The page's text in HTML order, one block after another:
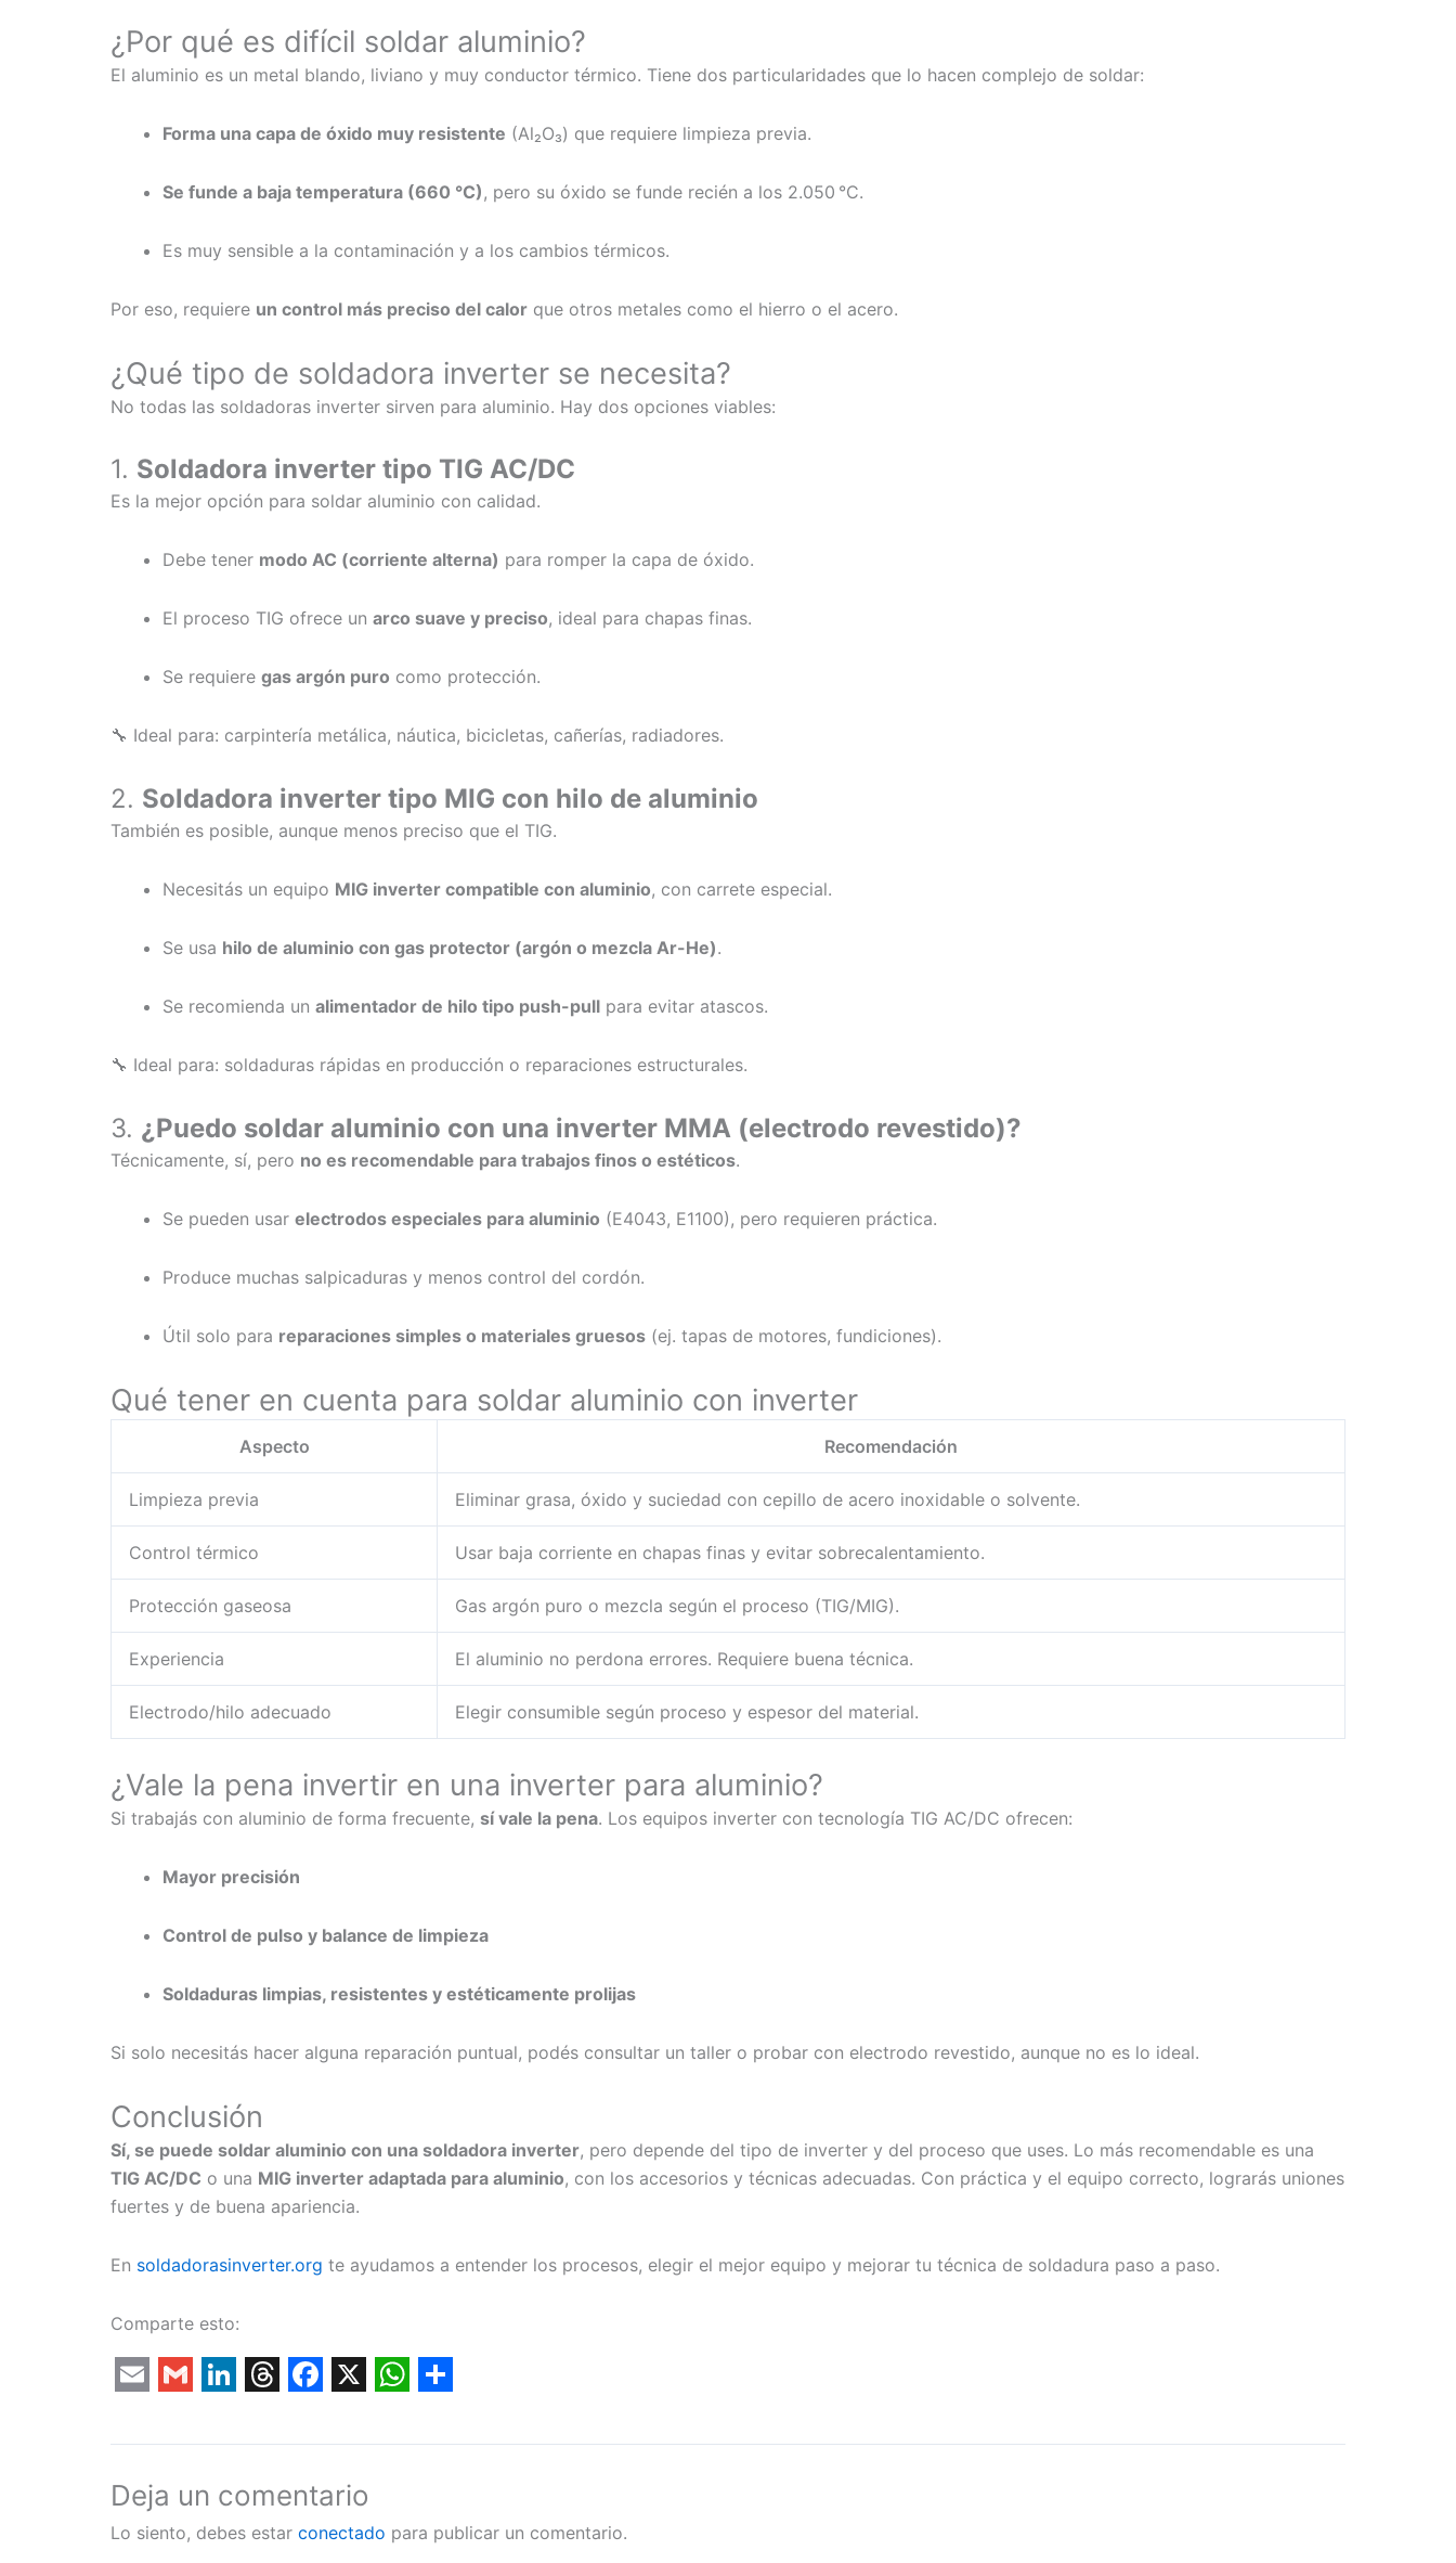
¿Por qué es difícil soldar aluminio?
El aluminio es un metal blando, liviano y muy conductor térmico. Tiene dos particularidades que lo hacen complejo de soldar:
Forma una capa de óxido muy resistente (Al₂O₃) que requiere limpieza previa.
Se funde a baja temperatura (660 °C) , pero su óxido se funde recién a los 2.050 °C.
Es muy sensible a la contaminación y a los cambios térmicos.
Por eso, requiere un control más preciso del calor que otros metales como el hierro o el acero.
¿Qué tipo de soldadora inverter se necesita?
No todas las soldadoras inverter sirven para aluminio. Hay dos opciones viables:
1. Soldadora inverter tipo TIG AC/DC
Es la mejor opción para soldar aluminio con calidad.
Debe tener modo AC (corriente alterna) para romper la capa de óxido.
El proceso TIG ofrece un arco suave y preciso, ideal para chapas finas.
Se requiere gas argón puro como protección.
🔧 Ideal para: carpintería metálica, náutica, bicicletas, cañerías, radiadores.
2. Soldadora inverter tipo MIG con hilo de aluminio
También es posible, aunque menos preciso que el TIG.
Necesitás un equipo MIG inverter compatible con aluminio, con carrete especial.
Se usa hilo de aluminio con gas protector (argón o mezcla Ar-He).
Se recomienda un alimentador de hilo tipo push-pull para evitar atascos.
🔧 Ideal para: soldaduras rápidas en producción o reparaciones estructurales.
3. ¿Puedo soldar aluminio con una inverter MMA (electrodo revestido)?
Técnicamente, sí, pero no es recomendable para trabajos finos o estéticos.
Se pueden usar electrodos especiales para aluminio (E4043, E1100), pero requieren práctica.
Produce muchas salpicaduras y menos control del cordón.
Útil solo para reparaciones simples o materiales gruesos (ej. tapas de motores, fundiciones).
Qué tener en cuenta para soldar aluminio con inverter
Aspecto Recomendación
Limpieza previa Eliminar grasa, óxido y suciedad con cepillo de acero inoxidable o solvente.
Control térmico Usar baja corriente en chapas finas y evitar sobrecalentamiento.
Protección gaseosa Gas argón puro o mezcla según el proceso (TIG/MIG).
Experiencia El aluminio no perdona errores. Requiere buena técnica.
Electrodo/hilo adecuado Elegir consumible según proceso y espesor del material.
¿Vale la pena invertir en una inverter para aluminio?
Si trabajás con aluminio de forma frecuente, sí vale la pena. Los equipos inverter con tecnología TIG AC/DC ofrecen:
Mayor precisión
Control de pulso y balance de limpieza
Soldaduras limpias, resistentes y estéticamente prolijas
Si solo necesitás hacer alguna reparación puntual, podés consultar un taller o probar con electrodo revestido, aunque no es lo ideal.
Conclusión
Sí, se puede soldar aluminio con una soldadora inverter, pero depende del tipo de inverter y del proceso que uses. Lo más recomendable es una
TIG AC/DC o una MIG inverter adaptada para aluminio, con los accesorios y técnicas adecuadas. Con práctica y el equipo correcto, lograrás uniones
fuertes y de buena apariencia.
En soldadorasinverter.org te ayudamos a entender los procesos, elegir el mejor equipo y mejorar tu técnica de soldadura paso a paso.
Comparte esto:
Deja un comentario
Lo siento, debes estar conectado para publicar un comentario.